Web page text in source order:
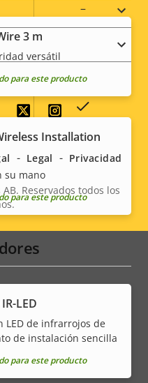
–
-
-
3 m
versátil
para este producto
Installation
su mano
para este producto
LED
LED de infrarrojos de
de instalación sencilla
para este producto
Reservados todos los
Legal Privacidad